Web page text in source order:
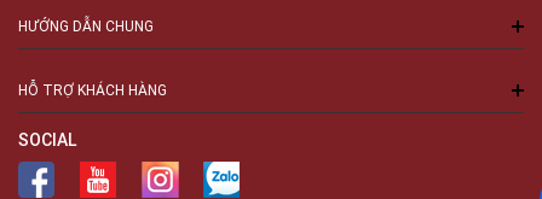
HƯỚNG DẪN CHUNG
HỖ TRỢ KHÁCH HÀNG
SOCIAL